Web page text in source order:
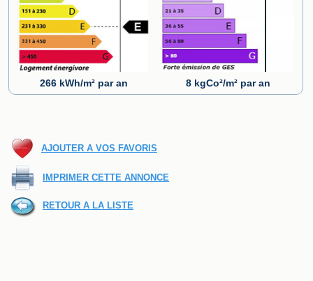
266 kWh/m² par an 8 kgCo²/m² par an
AJOUTER A VOS FAVORIS
IMPRIMER CETTE ANNONCE
RETOUR A LA LISTE